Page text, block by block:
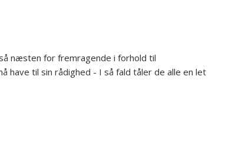
næsten for fremragende i forhold til
have til sin rådighed - I så fald tåler de alle en let